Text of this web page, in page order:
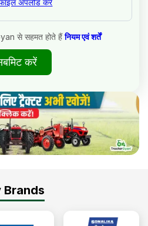
अपलोड करें
से सहमत होते हैं नियम एवं शर्तें
करें
Brands